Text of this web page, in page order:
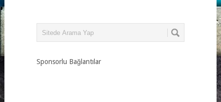
Sponsorlu Bağlantılar